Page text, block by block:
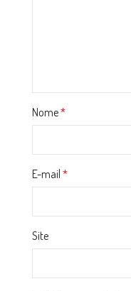
Nome*
E-mail *
Site